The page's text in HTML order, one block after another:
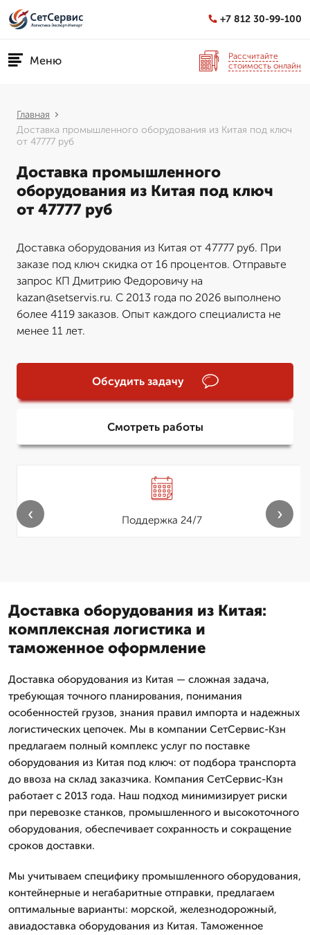
+7 812 30-99-100
Меню
Рассчитайте
стоимость онлайн
Главная
Доставка промышленного оборудования из Китая под ключ
от 47777 руб
Доставка промышленного
оборудования из Китая под ключ
от 47777 руб
Доставка оборудования из Китая от 47777 руб. При
заказе под ключ скидка от 16 процентов. Отправьте
запрос КП Дмитрию Федоровичу на
kazan@setservis.ru. С 2013 года по 2026 выполнено
более 4119 заказов. Опыт каждого специалиста не
менее 11 лет.
Обсудить задачу
Смотреть работы
Поддержка 24/7
‹ ›
Доставка оборудования из Китая:
комплексная логистика и
таможенное оформление
Доставка оборудования из Китая — сложная задача,
требующая точного планирования, понимания
особенностей грузов, знания правил импорта и надежных
логистических цепочек. Мы в компании СетСервис-Кзн
предлагаем полный комплекс услуг по поставке
оборудования из Китая под ключ: от подбора транспорта
до ввоза на склад заказчика. Компания СетСервис-Кзн
работает с 2013 года. Наш подход минимизирует риски
при перевозке станков, промышленного и высокоточного
оборудования, обеспечивает сохранность и сокращение
сроков доставки.
Мы учитываем специфику промышленного оборудования,
контейнерные и негабаритные отправки, предлагаем
оптимальные варианты: морской, железнодорожный,
авиадоставка оборудования из Китая. Таможенное